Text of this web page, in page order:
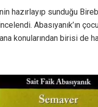
hazırlayıp sunduğu
Abasıyanık’ın
konularından birisi de